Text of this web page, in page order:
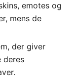
emotes og
mens de
der giver
deres